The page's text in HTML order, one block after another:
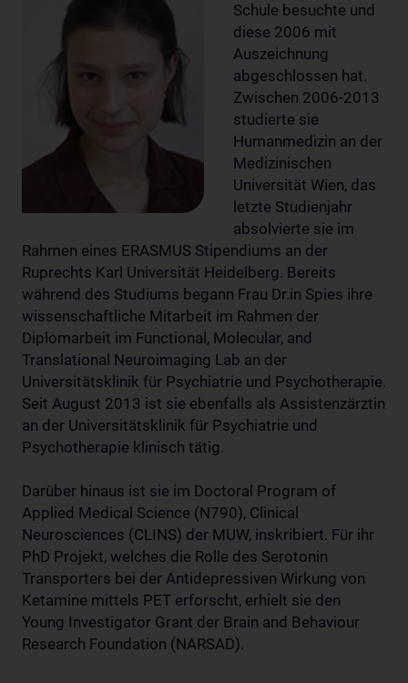
Schule besuchte und
diese 2006 mit
Auszeichnung
abgeschlossen hat.
Zwischen 2006-2013
studierte sie
Humanmedizin an der
Medizinischen
Universität Wien, das
letzte Studienjahr
absolvierte sie im
Rahmen eines ERASMUS Stipendiums an der
Ruprechts Karl Universität Heidelberg. Bereits
während des Studiums begann Frau Dr.in Spies ihre
wissenschaftliche Mitarbeit im Rahmen der
Diplomarbeit im Functional, Molecular, and
Translational Neuroimaging Lab an der
Universitätsklinik für Psychiatrie und Psychotherapie.
Seit August 2013 ist sie ebenfalls als Assistenzärztin
an der Universitätsklinik für Psychiatrie und
Psychotherapie klinisch tätig.
Darüber hinaus ist sie im Doctoral Program of
Applied Medical Science (N790), Clinical
Neurosciences (CLINS) der MUW, inskribiert. Für ihr
PhD Projekt, welches die Rolle des Serotonin
Transporters bei der Antidepressiven Wirkung von
Ketamine mittels PET erforscht, erhielt sie den
Young Investigator Grant der Brain and Behaviour
Research Foundation (NARSAD).